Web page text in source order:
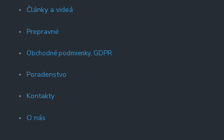
Články a videá
Prepravné
Obchodné podmienky, GDPR
Poradenstvo
Kontakty
O nás